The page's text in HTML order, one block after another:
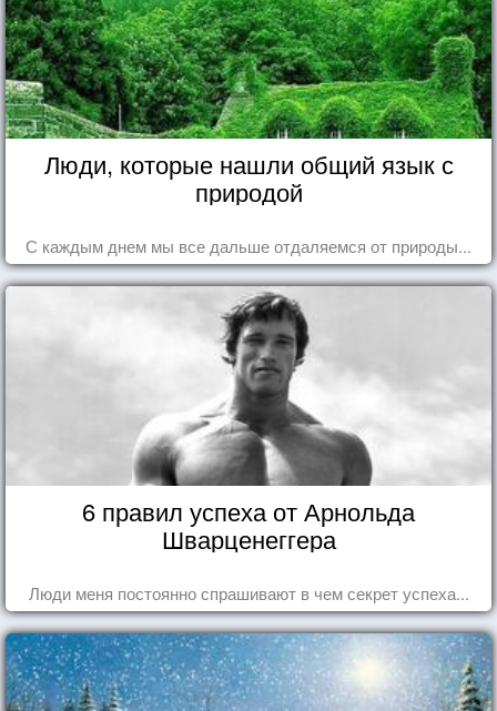
Люди, которые нашли общий язык с
природой
С каждым днем мы все дальше отдаляемся от природы...
6 правил успеха от Арнольда
Шварценеггера
Люди меня постоянно спрашивают в чем секрет успеха...